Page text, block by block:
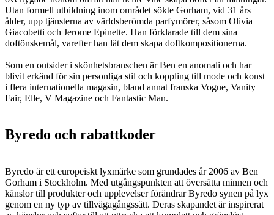
Utan formell utbildning inom området sökte Gorham, vid 31 års
ålder, upp tjänsterna av världsberömda parfymörer, såsom Olivia
Giacobetti och Jerome Epinette. Han förklarade till dem sina
doftönskemål, varefter han lät dem skapa doftkompositionerna.
Som en outsider i skönhetsbranschen är Ben en anomali och har
blivit erkänd för sin personliga stil och koppling till mode och konst
i flera internationella magasin, bland annat franska Vogue, Vanity
Fair, Elle, V Magazine och Fantastic Man.
Byredo och rabattkoder
Byredo är ett europeiskt lyxmärke som grundades år 2006 av Ben
Gorham i Stockholm. Med utgångspunkten att översätta minnen och
känslor till produkter och upplevelser förändrar Byredo synen på lyx
genom en ny typ av tillvägagångssätt. Deras skapandet är inspirerat